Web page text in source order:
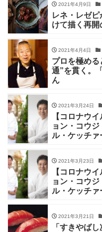
2021年4月9日
レネ・レゼ
けて描く再開
2021年4月4日
プロを極め
通”を貫く。
ん
2021年3月24日
【コロナウ
ョン・コウ
ル・ケッチァ
2021年3月23日
【コロナウ
ョン・コウ
ル・ケッチァ
2021年3月21日
「すきやば